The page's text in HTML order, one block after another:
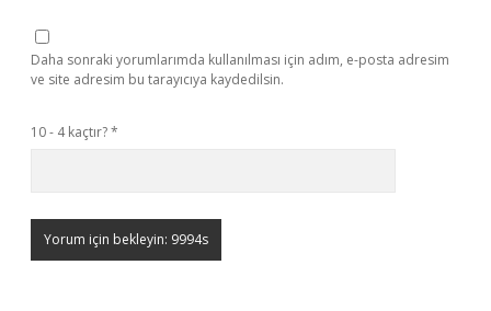
Daha sonraki yorumlarımda kullanılması için adım, e-posta adresim
ve site adresim bu tarayıcıya kaydedilsin.
10 - 4 kaçtır?*